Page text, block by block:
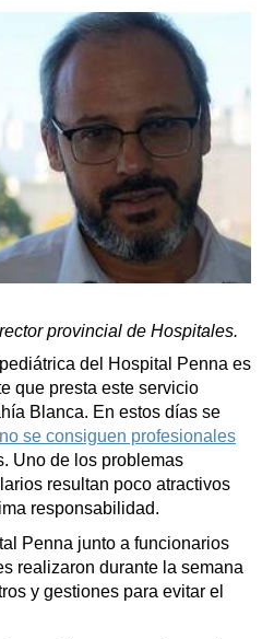
provincial de Hospitales.
del Hospital Penna es
que presta este servicio
Blanca. En estos días se
se consiguen profesionales
Uno de los problemas
resultan poco atractivos
responsabilidad.
Penna junto a funcionarios
realizaron durante la semana
y gestiones para evitar el